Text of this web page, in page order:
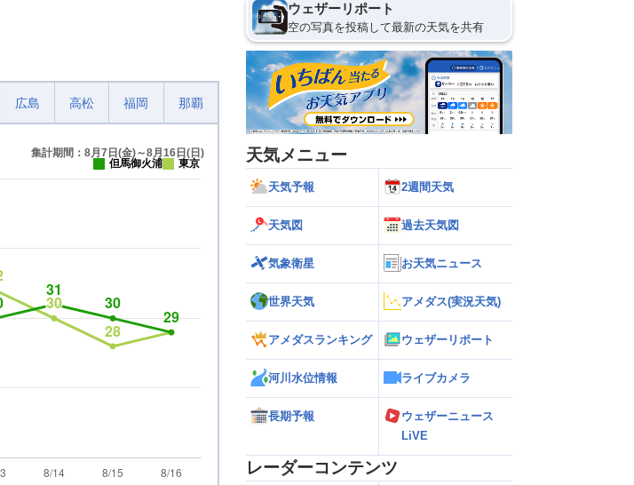
広島 高松 福岡 那覇
集計期間：8月7日(金)～8月16日(日)
但馬御火浦
東京
ウェザーリポート
空の写真を投稿して最新の天気を共有
天気メニュー
天気予報 2週間天気
天気図 過去天気図
気象衛星 お天気ニュース
世界天気 アメダス(実況天気)
アメダスランキング ウェザーリポート
河川水位情報 ライブカメラ
長期予報
ウェザーニュース
LiVE
レーダーコンテンツ